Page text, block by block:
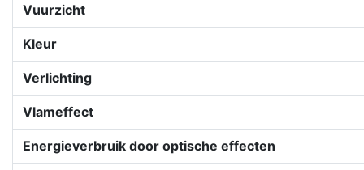
Vuurzicht
Kleur
Verlichting
Vlameffect
Energieverbruik door optische effecten